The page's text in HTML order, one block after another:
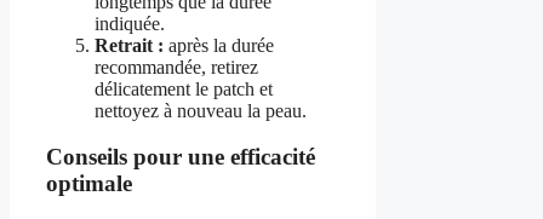
indiquée.
Retrait : après la durée
recommandée, retirez
délicatement le patch et
nettoyez à nouveau la peau.
Conseils pour une efficacité
optimale